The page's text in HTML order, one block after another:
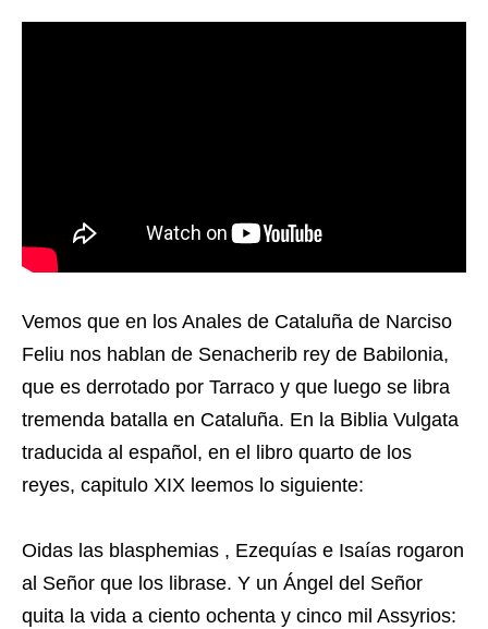
Vemos que en los Anales de Cataluña de Narciso
Feliu nos hablan de Senacherib rey de Babilonia,
que es derrotado por Tarraco y que luego se libra
tremenda batalla en Cataluña. En la Biblia Vulgata
traducida al español, en el libro quarto de los
reyes, capitulo XIX leemos lo siguiente:
Oidas las blasphemias , Ezequías e Isaías rogaron
al Señor que los librase. Y un Ángel del Señor
quita la vida a ciento ochenta y cinco mil Assyrios: